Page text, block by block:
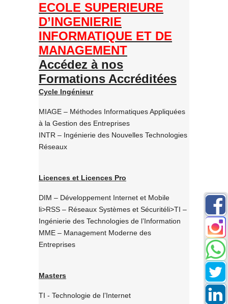
ECOLE SUPERIEURE
D’INGENIERIE
INFORMATIQUE ET DE
MANAGEMENT
Accédez à nos
Formations Accréditées
Cycle Ingénieur
MIAGE – Méthodes Informatiques Appliquées
à la Gestion des Entreprises
INTR – Ingénierie des Nouvelles Technologies
Réseaux
Licences et Licences Pro
DIM – Développement Internet et Mobile
li>RSS – Réseaux Systèmes et Sécuritéli>TI –
Ingénierie des Technologies de l’Information
MME – Management Moderne des
Entreprises
Masters
TI - Technologie de l’Internet